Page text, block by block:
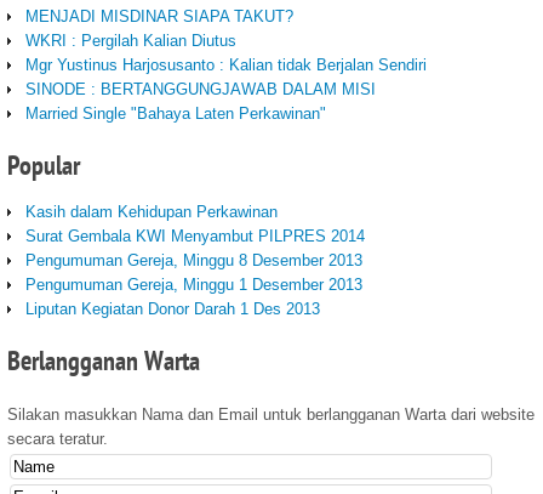
MENJADI MISDINAR SIAPA TAKUT?
WKRI : Pergilah Kalian Diutus
Mgr Yustinus Harjosusanto : Kalian tidak Berjalan Sendiri
SINODE : BERTANGGUNGJAWAB DALAM MISI
Married Single "Bahaya Laten Perkawinan"
Popular
Kasih dalam Kehidupan Perkawinan
Surat Gembala KWI Menyambut PILPRES 2014
Pengumuman Gereja, Minggu 8 Desember 2013
Pengumuman Gereja, Minggu 1 Desember 2013
Liputan Kegiatan Donor Darah 1 Des 2013
Berlangganan Warta
Silakan masukkan Nama dan Email untuk berlangganan Warta dari website
secara teratur.